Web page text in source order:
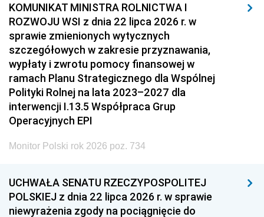
KOMUNIKAT MINISTRA ROLNICTWA I
ROZWOJU WSI z dnia 22 lipca 2026 r. w
sprawie zmienionych wytycznych
szczegółowych w zakresie przyznawania,
wypłaty i zwrotu pomocy finansowej w
ramach Planu Strategicznego dla Wspólnej
Polityki Rolnej na lata 2023–2027 dla
interwencji I.13.5 Współpraca Grup
Operacyjnych EPI
Monitor Polski rok 2026 poz. 734
UCHWAŁA SENATU RZECZYPOSPOLITEJ
POLSKIEJ z dnia 22 lipca 2026 r. w sprawie
niewyrażenia zgody na pociągnięcie do